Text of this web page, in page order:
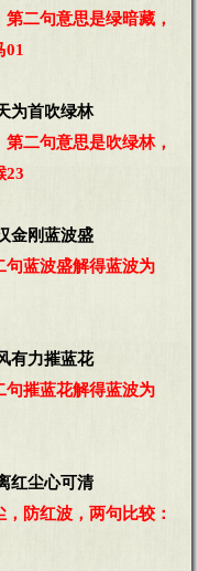
二句意思是绿暗藏，
01
为首吹绿林
二句意思是吹绿林，
23
金刚蓝波盛
句蓝波盛解得蓝波为
有力摧蓝花
句摧蓝花解得蓝波为
红尘心可清
防红波，两句比较：